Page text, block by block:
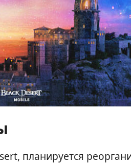
планируется